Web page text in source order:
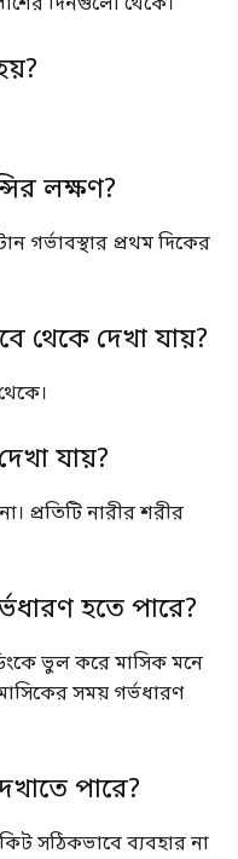
লক্ষণ?
গর্ভাবস্থার প্রথম দিকের
থেকে দেখা যায়?
যায়?
প্রতিটি নারীর শরীর
হতে পারে?
ভুল করে মাসিক মনে
সময় গর্ভধারণ
পারে?
সঠিকভাবে ব্যবহার না